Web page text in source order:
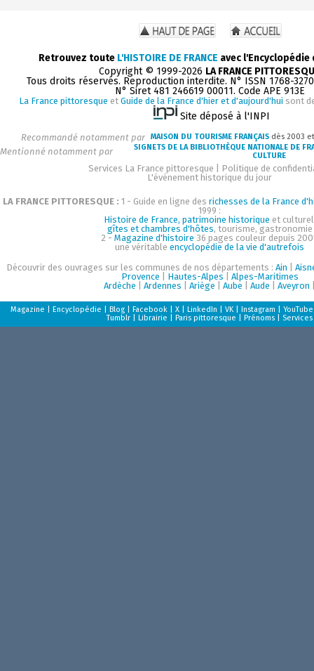
Retrouvez toute L'HISTOIRE DE FRANCE avec
Copyright © 1999-2026 LA FRANCE
Tous droits réservés. Reproduction interdite. N° ISSN 1768-
N° Siret 481 246619 00011. Code APE 913E
La France pittoresque et Guide de la France d'hier et d'aujourd'hui sont
Site déposé à l'INPI
Recommandé notamment par MAISON DU TOURISME FRANÇAIS dès 2003
Mentionné notamment par
SIGNETS DE LA BIBLIOTHÈQUE NATIONALE DE
CULTURE
Services La France pittoresque
Politique de
L'événement historique du jour
LA FRANCE PITTORESQUE : 1 - Guide en ligne des richesses de la France
1999 :
Histoire de France, patrimoine historique et
gîtes et chambres d'hôtes, tourisme, gastronomie
2 - Magazine d'histoire 36 pages couleur depuis
une véritableencyclopédie de la vie d'autrefois
Découvrir des ouvrages sur les communes de nos départements :Ain |
Provence
Hautes-Alpes
Alpes-Maritimes
Ardèche |Ardennes |Ariège |Aube |Aude |Aveyron
Magazine |Encyclopédie |Blog |Facebook |X |LinkedIn |VK |Instagram |YouTube
Tumblr |Librairie |Paris pittoresque |Prénoms Services